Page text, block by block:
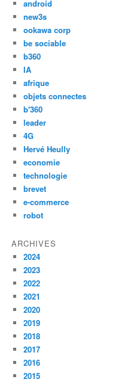
android
new3s
ookawa corp
be sociable
b360
IA
afrique
objets connectes
b'360
leader
4G
Hervé Heully
economie
technologie
brevet
e-commerce
robot
ARCHIVES
2024
2023
2022
2021
2020
2019
2018
2017
2016
2015